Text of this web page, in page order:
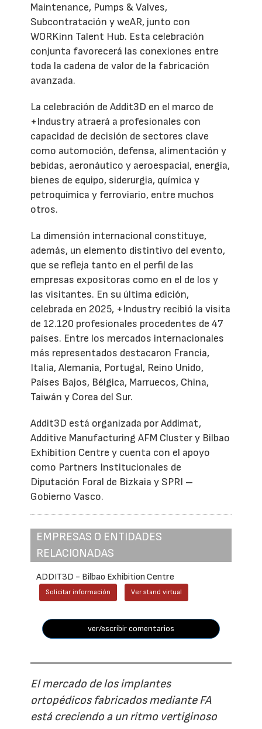
Maintenance, Pumps & Valves,
Subcontratación y weAR, junto con
WORKinn Talent Hub. Esta celebración
conjunta favorecerá las conexiones entre
toda la cadena de valor de la fabricación
avanzada.
La celebración de Addit3D en el marco de
+Industry atraerá a profesionales con
capacidad de decisión de sectores clave
como automoción, defensa, alimentación y
bebidas, aeronáutico y aeroespacial, energía,
bienes de equipo, siderurgia, química y
petroquímica y ferroviario, entre muchos
otros.
La dimensión internacional constituye,
además, un elemento distintivo del evento,
que se refleja tanto en el perfil de las
empresas expositoras como en el de los y
las visitantes. En su última edición,
celebrada en 2025, +Industry recibió la visita
de 12.120 profesionales procedentes de 47
países. Entre los mercados internacionales
más representados destacaron Francia,
Italia, Alemania, Portugal, Reino Unido,
Países Bajos, Bélgica, Marruecos, China,
Taiwán y Corea del Sur.
Addit3D está organizada por Addimat,
Additive Manufacturing AFM Cluster y Bilbao
Exhibition Centre y cuenta con el apoyo
como Partners Institucionales de
Diputación Foral de Bizkaia y SPRI –
Gobierno Vasco.
EMPRESAS O ENTIDADES
RELACIONADAS
ADDIT3D - Bilbao Exhibition Centre
Solicitar información Ver stand virtual
ver/escribir comentarios
El mercado de los implantes
ortopédicos fabricados mediante FA
está creciendo a un ritmo vertiginoso